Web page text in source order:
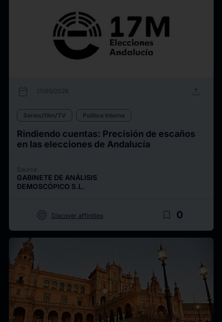
calendar_today 17/05/2026 upload
Series/film/TV Politica Interna
Rindiendo cuentas: Precisión de escaños
en las elecciones de Andalucía
Source
GABINETE DE ANÁLISIS
DEMOSCÓPICO S.L.
target Discover affinities bookmark_border 0